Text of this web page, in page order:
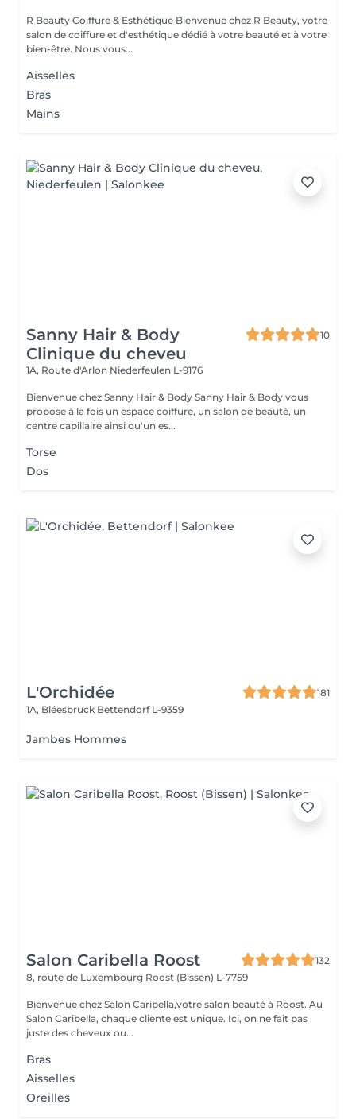
R Beauty Coiffure & Esthétique Bienvenue chez R Beauty, votre
salon de coiffure et d'esthétique dédié à votre beauté et à votre
bien-être. Nous vous...
Aisselles
Bras
Mains
Sanny Hair & Body
Clinique du cheveu
10
1A, Route d'Arlon Niederfeulen L-9176
Bienvenue chez Sanny Hair & Body Sanny Hair & Body vous
propose à la fois un espace coiffure, un salon de beauté, un
centre capillaire ainsi qu'un es...
Torse
Dos
L'Orchidée
181
1A, Bléesbruck Bettendorf L-9359
Jambes Hommes
Salon Caribella Roost
132
8, route de Luxembourg Roost (Bissen) L-7759
Bienvenue chez Salon Caribella,votre salon beauté à Roost. Au
Salon Caribella, chaque cliente est unique. Ici, on ne fait pas
juste des cheveux ou...
Bras
Aisselles
Oreilles